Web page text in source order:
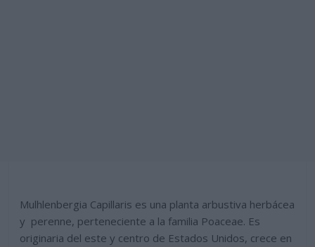
Mulhlenbergia Capillaris es una planta arbustiva herbácea
y perenne, perteneciente a la familia Poaceae. Es
originaria del este y centro de Estados Unidos, crece en